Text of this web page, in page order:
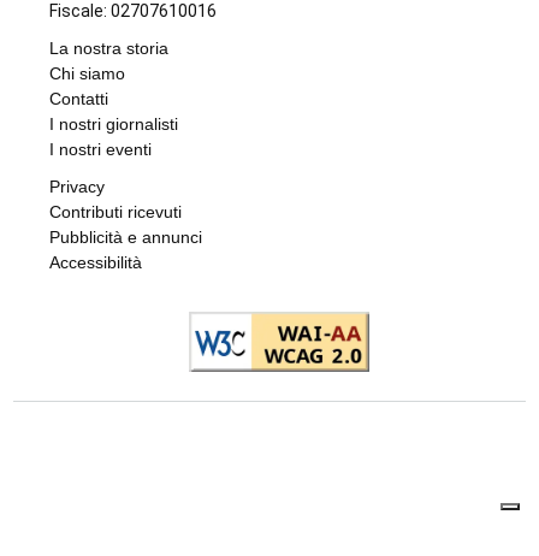
autorizzazione scritta, vietato (legge
La nostra storia
Chi siamo
I nostri giornalisti
Privacy
Pubblicità e annunci